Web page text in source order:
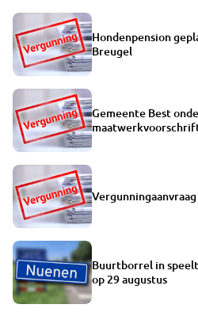
Hondenpension
Breugel
Gemeente Best
Buurtborrel in
op 29 augustus